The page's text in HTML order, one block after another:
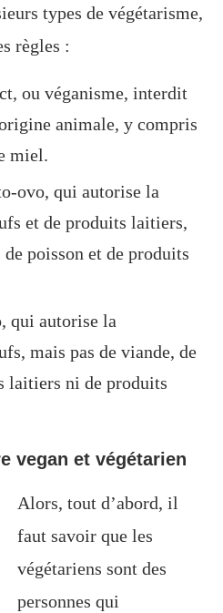
types de végétarisme,
règles :
ou véganisme, interdit
animale, y compris
miel.
ovo, qui autorise la
et de produits laitiers,
poisson et de produits
qui autorise la
mais pas de viande, de
laitiers ni de produits
vegan et végétarien
Alors, tout d’abord, il
faut savoir que les
végétariens sont des
personnes qui